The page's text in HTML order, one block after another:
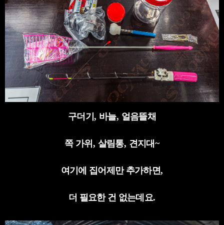
구더기 , 바늘, 얼음뜰채
쪽 가위 , 살림통, 견지대 ~
여기에 집어제만 추가하면,
더 필요한 건 없는데요.